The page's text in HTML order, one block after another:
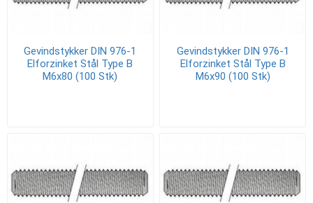
Gevindstykker DIN 976-1
Elforzinket Stål Type B
M6x80 (100 Stk)
Gevindstykker DIN 976-1
Elforzinket Stål Type B
M6x90 (100 Stk)